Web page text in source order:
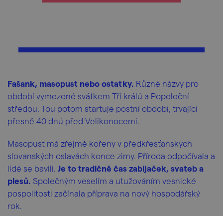
Fašank, masopust nebo ostatky. Různé názvy pro
období vymezené svátkem Tří králů a Popeleční
středou. Tou potom startuje postní období, trvající
přesně 40 dnů před Velikonocemi.
Masopust má zřejmě kořeny v předkřesťanských
slovanských oslavách konce zimy. Příroda odpočívala a
lidé se bavili. Je to tradičně čas zabijaček, svateb a
plesů. Společným veselím a utužováním vesnické
pospolitosti začínala příprava na nový hospodářský
rok.